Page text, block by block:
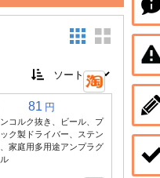
81 円
コルク抜き、ビール、プ
ク製ドライバー、ステン
家庭用多用途アンプラグ